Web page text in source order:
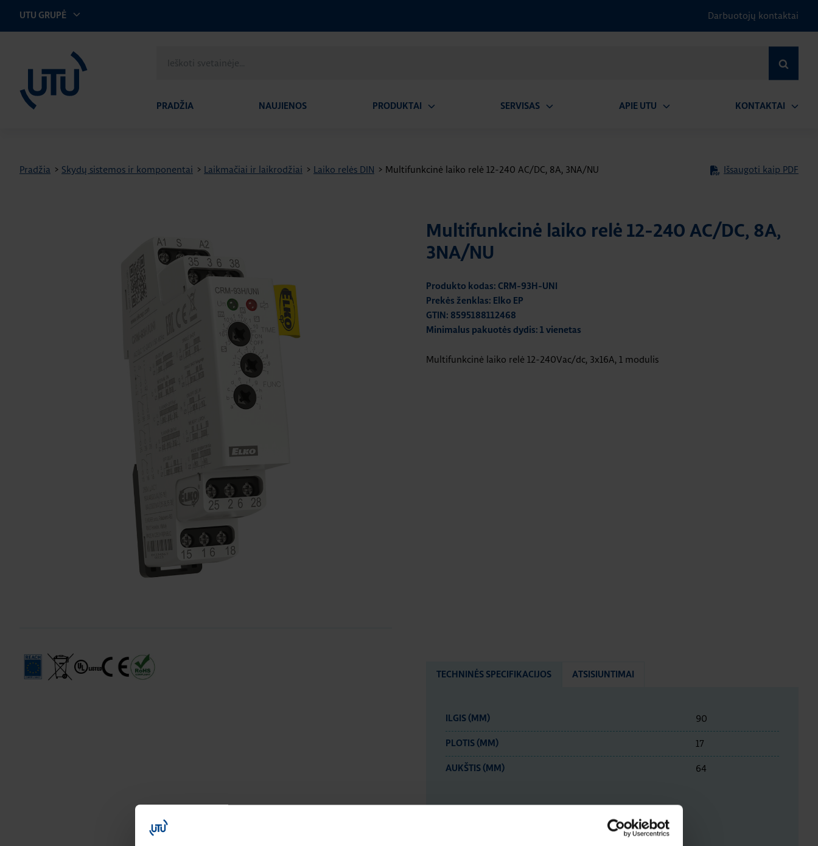
UTU GRUPĖ Darbuotojų kontaktai
svetainėje
PRADŽIA NAUJIENOS PRODUKTAI SERVISAS APIE UTU KONTAKTAI
Pradžia > Skydų sistemos ir komponentai > Laikmačiai ir laikrodžiai > Laiko relės DIN > Multifunkcinė laiko relė 12-240 AC/DC, 8A, 3NA/NU Išsaugoti kaip PDF
Multifunkcinė laiko relė 12-240 AC/DC, 8A,
3NA/NU
Produkto kodas: CRM-93H-UNI
Prekės ženklas: Elko EP
GTIN: 8595188112468
Minimalus pakuotės dydis: 1 vienetas
Multifunkcinė laiko relė 12-240Vac/dc, 3x16A, 1 modulis
TECHNINĖS SPECIFIKACIJOS ATSISIUNTIMAI
ILGIS (MM) 90
PLOTIS (MM) 17
AUKŠTIS (MM) 64